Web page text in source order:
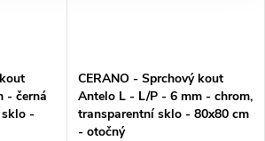
- černá
sklo -
CERANO - Sprchový kout
Antelo L - L/P - 6 mm - chrom,
transparentní sklo - 80x80 cm
- otočný